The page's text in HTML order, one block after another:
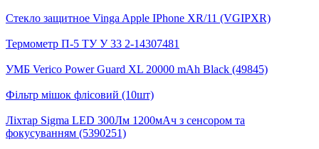
Стекло защитное Vinga Apple IPhone XR/11 (VGIPXR)
Термометр П-5 ТУ У 33 2-14307481
УМБ Verico Power Guard XL 20000 mAh Black (49845)
Фільтр мішок флісовий (10шт)
Ліхтар Sigma LED 300Лм 1200мАч з сенсором та
фокусуванням (5390251)